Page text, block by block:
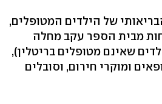
של הילדים המטופלים,
מבית הספר עקב מחלה
32% מהילדים שאינם מטופלים בריטלין),
ומוקרי חירום, וסובלים